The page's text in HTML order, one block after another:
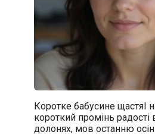
Коротке бабусине щастяІ
короткий промінь радості
долонях, мов останню